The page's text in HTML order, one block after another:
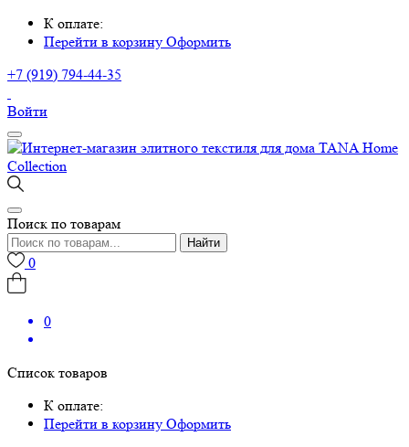
К оплате:
Перейти в корзину Оформить
+7 (919) 794-44-35
Войти
Поиск по товарам
Найти
0
0
Список товаров
К оплате:
Перейти в корзину Оформить